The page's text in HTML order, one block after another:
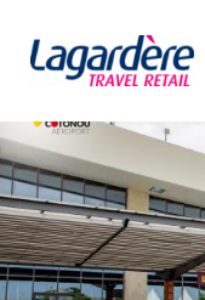
Zum Inhalt springen